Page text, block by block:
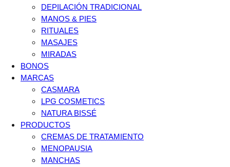
DEPILACIÓN TRADICIONAL
MANOS & PIES
RITUALES
MASAJES
MIRADAS
BONOS
MARCAS
CASMARA
LPG COSMETICS
NATURA BISSÉ
PRODUCTOS
CREMAS DE TRATAMIENTO
MENOPAUSIA
MANCHAS